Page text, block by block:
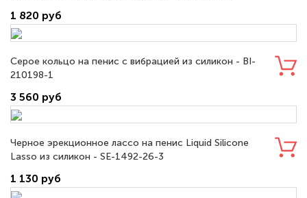
1 820 руб
Серое кольцо на пенис с вибрацией из силикон - BI-
210198-1
3 560 руб
Черное эрекционное лассо на пенис Liquid Silicone
Lasso из силикон - SE-1492-26-3
1 130 руб